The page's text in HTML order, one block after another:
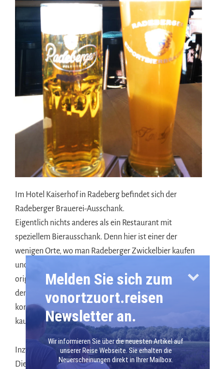
Im Hotel Kaiserhof in Radeberg befindet sich der
Radeberger Brauerei-Ausschank.
Eigentlich nichts anderes als ein Restaurant mit
speziellem Bierausschank. Denn hier ist einer der
wenigen Orte, wo man Radeberger Zwickelbier kaufen
und trinken kann. Hierbei handelt es sich um das
originale, unfiltrierte Radeberger Pilsner, dass frisch aus
dem Hahn gezapft aus der nahegelegenen Brauerei
kommt. Dieses Bier gibt es nicht in der Flasche zu
kaufen!
Inzwischen habe ich auch verstanden, warum das so ist.
Dieses Bier würde zu schnell verderben und nicht mehr
Melden Sie sich zum
vonortzuort.reisen
Newsletter an.
Wir informieren Sie über die neuesten Artikel auf
unserer Reise Webseite. Sie erhalten die
Neuerscheinungen direkt in Ihrer Mailbox.